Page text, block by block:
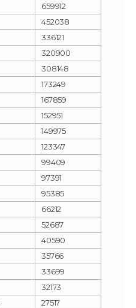
659912
452038
336121
320900
308148
173249
167859
152951
149975
123347
99409
97391
95385
66212
52687
40590
35766
33699
32173
27517